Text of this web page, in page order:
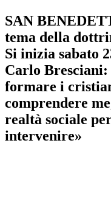
SAN
tema della
Si inizia sabato
Carlo Bresciani:
formare i
comprendere
realtà sociale
intervenire»